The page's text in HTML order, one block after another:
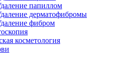
папиллом
дерматофибромы
фибром
косметология